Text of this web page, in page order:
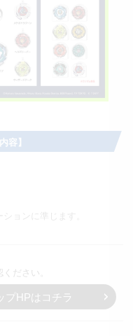
容】
ョンに準じます。
ださい。
プHPはコチラ